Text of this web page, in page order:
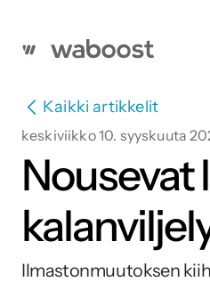
Kaikki artikkelit
keskiviikko 10. syyskuuta
Nousevat
Ilmastonmuutoksen